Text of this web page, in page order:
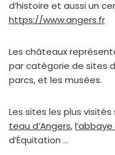
d’his­toire et aus­si un
https://www.angers.fr
Les châ­teaux
par caté­go­rie de sites
parcs, et les musées.
Les sites les plus
teau d’Angers,
d’Équitation …